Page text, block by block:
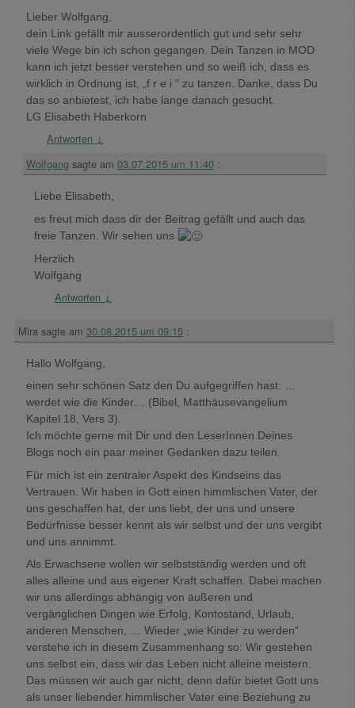
Lieber Wolfgang,
dein Link gefällt mir ausserordentlich gut und sehr sehr
viele Wege bin ich schon gegangen. Dein Tanzen in MOD
kann ich jetzt besser verstehen und so weiß ich, dass es
wirklich in Ordnung ist, „f r e i “ zu tanzen. Danke, dass Du
das so anbietest, ich habe lange danach gesucht.
LG Elisabeth Haberkorn
Antworten ↓
Wolfgang sagte am 03.07.2015 um 11:40 :
Liebe Elisabeth,
es freut mich dass dir der Beitrag gefällt und auch das
freie Tanzen. Wir sehen uns
Herzlich
Wolfgang
Antworten ↓
Mira sagte am 30.08.2015 um 09:15 :
Hallo Wolfgang,
einen sehr schönen Satz den Du aufgegriffen hast: …
werdet wie die Kinder… (Bibel, Matthäusevangelium
Kapitel 18, Vers 3).
Ich möchte gerne mit Dir und den LeserInnen Deines
Blogs noch ein paar meiner Gedanken dazu teilen.
Für mich ist ein zentraler Aspekt des Kindseins das
Vertrauen. Wir haben in Gott einen himmlischen Vater, der
uns geschaffen hat, der uns liebt, der uns und unsere
Bedürfnisse besser kennt als wir selbst und der uns vergibt
und uns annimmt.
Als Erwachsene wollen wir selbstständig werden und oft
alles alleine und aus eigener Kraft schaffen. Dabei machen
wir uns allerdings abhängig von äußeren und
vergänglichen Dingen wie Erfolg, Kontostand, Urlaub,
anderen Menschen, … Wieder „wie Kinder zu werden“
verstehe ich in diesem Zusammenhang so: Wir gestehen
uns selbst ein, dass wir das Leben nicht alleine meistern.
Das müssen wir auch gar nicht, denn dafür bietet Gott uns
als unser liebender himmlischer Vater eine Beziehung zu